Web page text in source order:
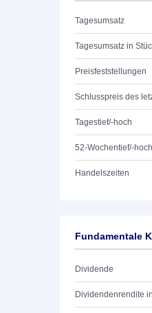
Tagesumsatz
Tagesumsatz in
Preisfeststellungen
Schlusspreis des
Tagestief/-hoch
52-Wochentief/-hoch
Handelszeiten
Fundamentale
Dividende
Dividendenrendite